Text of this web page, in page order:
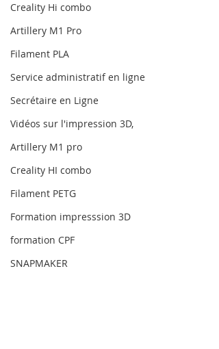
Creality Hi combo
Artillery M1 Pro
Filament PLA
Service administratif en ligne
Secrétaire en Ligne
Vidéos sur l'impression 3D,
Artillery M1 pro
Creality HI combo
Filament PETG
Formation impresssion 3D
formation CPF
SNAPMAKER